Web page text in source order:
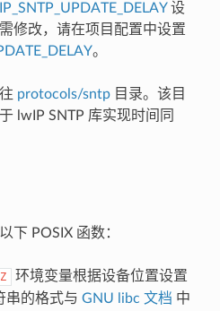
设
修改，请在项目配置中设置
。
protocols/sntp目录。该目
lwIP SNTP 库实现时间同
下 POSIX 函数：
环境变量根据设备位置设置
串的格式与 GNU libc 文档 中